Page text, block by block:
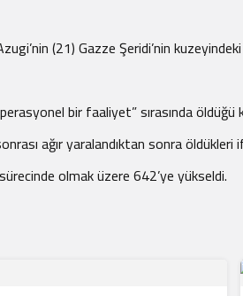
(21) Gazze Şeridi’nin
bir faaliyet” sırasında öldüğü
ağır yaralandıktan sonra öldükleri
olmak üzere 642’ye yükseldi.